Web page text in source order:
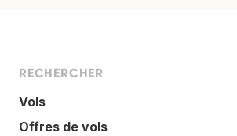
RECHERCHER
Vols
Offres de vols